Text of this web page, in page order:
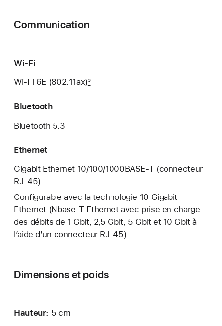
Communication
Wi‑Fi
Wi‑Fi 6E (802.11ax)3
Bluetooth
Bluetooth 5.3
Ethernet
Gigabit Ethernet 10/100/1000BASE‑T (connec­teur
RJ‑45)
Configurable avec la techno­logie 10 Gigabit
Ethernet (Nbase‑T Ethernet avec prise en charge
des débits de 1 Gbit, 2,5 Gbit, 5 Gbit et 10 Gbit à
l’aide d’un connec­teur RJ‑45)
Dimensions et poids
Hauteur: 5 cm